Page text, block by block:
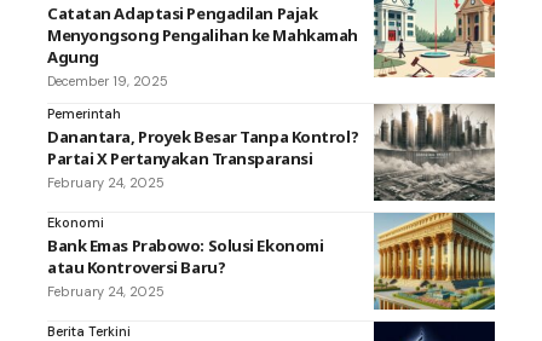
Catatan Adaptasi Pengadilan Pajak
Menyongsong Pengalihan ke Mahkamah
Agung
December 19, 2025
Pemerintah
Danantara, Proyek Besar Tanpa Kontrol?
Partai X Pertanyakan Transparansi
February 24, 2025
Ekonomi
Bank Emas Prabowo: Solusi Ekonomi
atau Kontroversi Baru?
February 24, 2025
Berita Terkini